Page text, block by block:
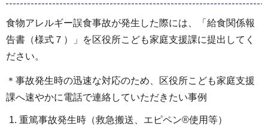
食物アレルギー誤食事故が発生した際には、「給食関係報
告書（様式７）」を区役所こども家庭支援課に提出してく
ださい。
＊事故発生時の迅速な対応のため、区役所こども家庭支援
課へ速やかに電話で連絡していただきたい事例
重篤事故発生時（救急搬送、エピペン®使用等）